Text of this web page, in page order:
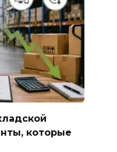
которые